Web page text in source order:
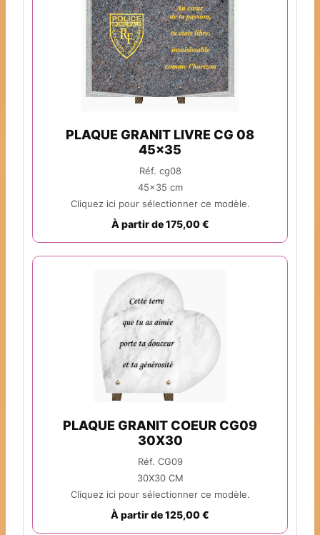
PLAQUE GRANIT LIVRE CG 08
45x35
Réf. cg08
45x35 cm
Cliquez ici pour sélectionner ce modèle.
À partir de 175,00 €
PLAQUE GRANIT COEUR CG09
30X30
Réf. CG09
30X30 CM
Cliquez ici pour sélectionner ce modèle.
À partir de 125,00 €